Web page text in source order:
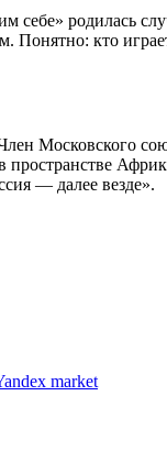
себе» родилась
Понятно: кто
Московского
пространстве
— далее везде».
market